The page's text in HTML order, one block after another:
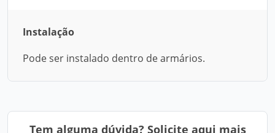
Instalação
Pode ser instalado dentro de armários.
Tem alguma dúvida? Solicite aqui mais